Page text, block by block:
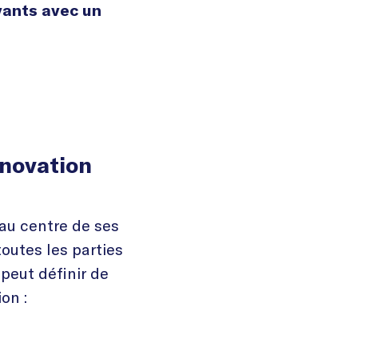
avec un
centre de ses
les parties
définir de
: